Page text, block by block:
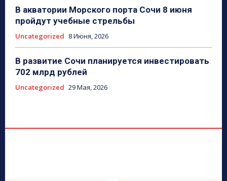
В акватории Морского порта Сочи 8 июня
пройдут учебные стрельбы
Uncategorized 8 Июня, 2026
В развитие Сочи планируется инвестировать
702 млрд рублей
Uncategorized 29 Мая, 2026